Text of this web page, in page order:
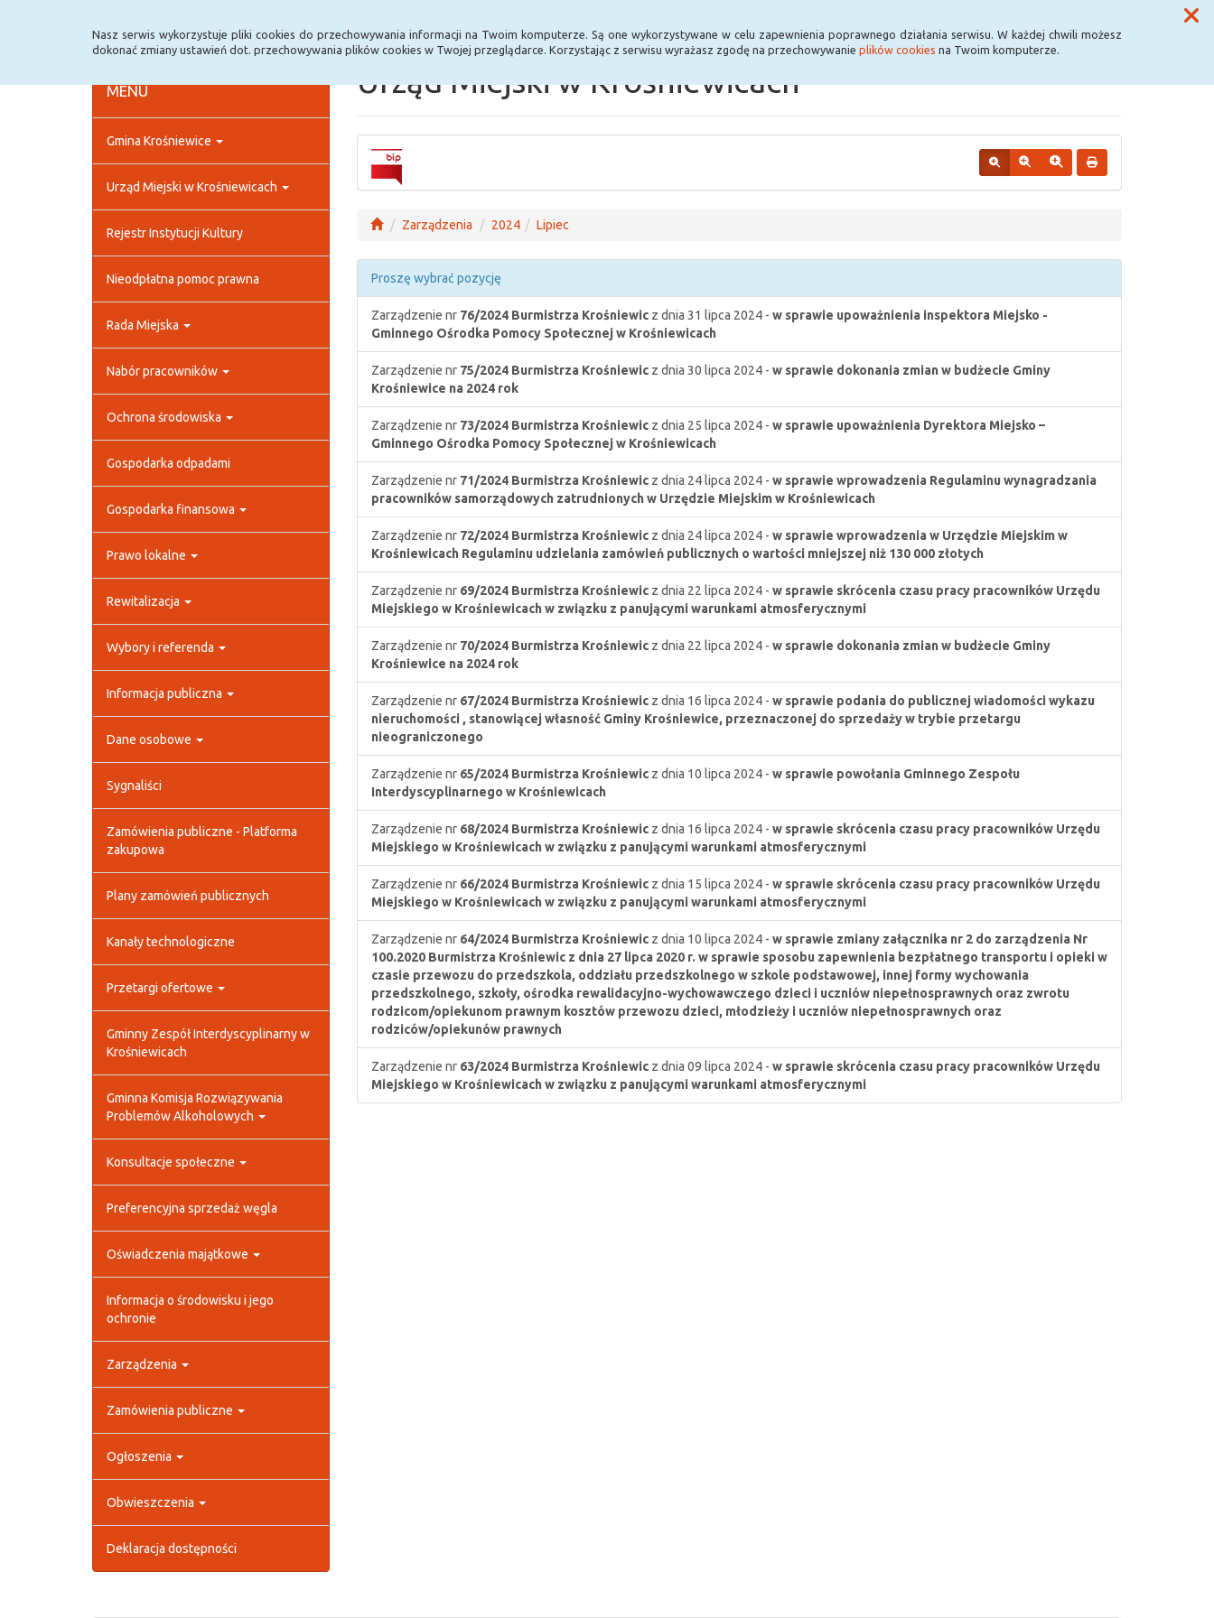
Nasz serwis wykorzystuje pliki cookies do przechowywania informacji na Twoim komputerze. Są one wykorzystywane w celu zapewnienia poprawnego działania serwisu. W każdej chwili możesz
dokonać zmiany ustawień dot. przechowywania plików cookies w Twojej przeglądarce. Korzystając z serwisu wyrażasz zgodę na przechowywanie plików cookies na Twoim komputerze.
MENU
Gmina Krośniewice
Urząd Miejski w Krośniewicach
Rejestr Instytucji Kultury
Nieodpłatna pomoc prawna
Rada Miejska
Nabór pracowników
Ochrona środowiska
Gospodarka odpadami
Gospodarka finansowa
Prawo lokalne
Rewitalizacja
Wybory i referenda
Informacja publiczna
Dane osobowe
Sygnaliści
Zamówienia publiczne - Platforma
zakupowa
Plany zamówień publicznych
Kanały technologiczne
Przetargi ofertowe
Gminny Zespół Interdyscyplinarny w
Krośniewicach
Gminna Komisja Rozwiązywania
Problemów Alkoholowych
Konsultacje społeczne
Preferencyjna sprzedaż węgla
Oświadczenia majątkowe
Informacja o środowisku i jego
ochronie
Zarządzenia
Zamówienia publiczne
Ogłoszenia
Obwieszczenia
Deklaracja dostępności
Urząd Miejski w Krośniewicach
Zarządzenia 2024 Lipiec
Proszę wybrać pozycję
Zarządzenie nr 76/2024 Burmistrza Krośniewicz dnia 31 lipca 2024 - w sprawie upoważnienia inspektora Miejsko -
Gminnego Ośrodka Pomocy Społecznej w Krośniewicach
Zarządzenie nr 75/2024 Burmistrza Krośniewicz dnia 30 lipca 2024 - w sprawie dokonania zmian w budżecie Gminy
Krośniewice na 2024 rok
Zarządzenie nr 73/2024 Burmistrza Krośniewicz dnia 25 lipca 2024 - w sprawie upoważnienia Dyrektora Miejsko –
Gminnego Ośrodka Pomocy Społecznej w Krośniewicach
Zarządzenie nr 71/2024 Burmistrza Krośniewicz dnia 24 lipca 2024 - w sprawie wprowadzenia Regulaminu wynagradzania
pracowników samorządowych zatrudnionych w Urzędzie Miejskim w Krośniewicach
Zarządzenie nr 72/2024 Burmistrza Krośniewicz dnia 24 lipca 2024 - w sprawie wprowadzenia w Urzędzie Miejskim w
Krośniewicach Regulaminu udzielania zamówień publicznych o wartości mniejszej niż 130 000 złotych
Zarządzenie nr 69/2024 Burmistrza Krośniewicz dnia 22 lipca 2024 - w sprawie skrócenia czasu pracy pracowników Urzędu
Miejskiego w Krośniewicach w związku z panującymi warunkami atmosferycznymi
Zarządzenie nr 70/2024 Burmistrza Krośniewicz dnia 22 lipca 2024 - w sprawie dokonania zmian w budżecie Gminy
Krośniewice na 2024 rok
Zarządzenie nr 67/2024 Burmistrza Krośniewicz dnia 16 lipca 2024 - w sprawie podania do publicznej wiadomości wykazu
nieruchomości , stanowiącej własność Gminy Krośniewice, przeznaczonej do sprzedaży w trybie przetargu
nieograniczonego
Zarządzenie nr 65/2024 Burmistrza Krośniewicz dnia 10 lipca 2024 - w sprawie powołania Gminnego Zespołu
Interdyscyplinarnego w Krośniewicach
Zarządzenie nr 68/2024 Burmistrza Krośniewicz dnia 16 lipca 2024 - w sprawie skrócenia czasu pracy pracowników Urzędu
Miejskiego w Krośniewicach w związku z panującymi warunkami atmosferycznymi
Zarządzenie nr 66/2024 Burmistrza Krośniewicz dnia 15 lipca 2024 - w sprawie skrócenia czasu pracy pracowników Urzędu
Miejskiego w Krośniewicach w związku z panującymi warunkami atmosferycznymi
Zarządzenie nr 64/2024 Burmistrza Krośniewicz dnia 10 lipca 2024 - w sprawie zmiany załącznika nr 2 do zarządzenia Nr
100.2020 Burmistrza Krośniewic z dnia 27 lipca 2020 r. w sprawie sposobu zapewnienia bezpłatnego transportu i opieki w
czasie przewozu do przedszkola, oddziału przedszkolnego w szkole podstawowej, innej formy wychowania
przedszkolnego, szkoły, ośrodka rewalidacyjno-wychowawczego dzieci i uczniów niepełnosprawnych oraz zwrotu
rodzicom/opiekunom prawnym kosztów przewozu dzieci, młodzieży i uczniów niepełnosprawnych oraz
rodziców/opiekunów prawnych
Zarządzenie nr 63/2024 Burmistrza Krośniewicz dnia 09 lipca 2024 - w sprawie skrócenia czasu pracy pracowników Urzędu
Miejskiego w Krośniewicach w związku z panującymi warunkami atmosferycznymi